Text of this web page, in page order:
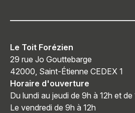
Le Toit Forézien
29 rue Jo Gouttebarge
42000, Saint-Étienne CEDEX 1
Horaire d'ouverture
Du lundi au jeudi de 9h à 12h et
Le vendredi de 9h à 12h